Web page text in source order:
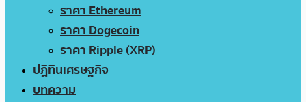
ราคา Ethereum
ราคา Dogecoin
ราคา Ripple (XRP)
ปฏิทินเศรษฐกิจ
บทความ